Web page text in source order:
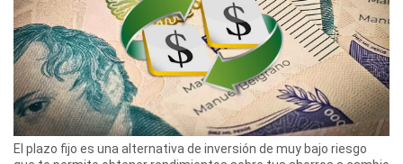
El plazo fijo es una alternativa de inversión de muy bajo riesgo